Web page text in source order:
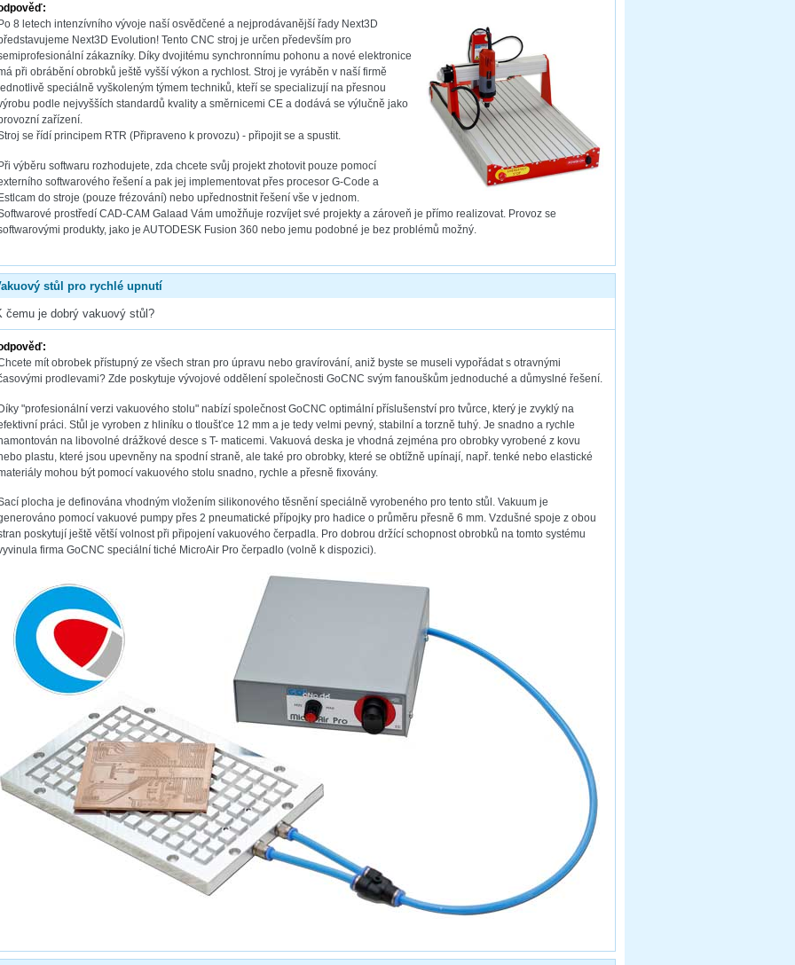
8 letech intenzívního vývoje naší osvědčené a nejprodávanější řady Next3D
Next3D Evolution! Tento CNC stroj je určen především pro
zákazníky. Díky dvojitému synchronnímu pohonu a nové elektronice
při obrábění obrobků ještě vyšší výkon a rychlost. Stroj je vyráběn v naší firmě
speciálně vyškoleným týmem techniků, kteří se specializují na přesnou
podle nejvyšších standardů kvality a směrnicemi CE a dodává se výlučně jako
zařízení.
se řídí principem RTR (Připraveno k provozu) - připojit se a spustit.
výběru softwaru rozhodujete, zda chcete svůj projekt zhotovit pouze pomocí
softwarového řešení a pak jej implementovat přes procesor G-Code a
do stroje (pouze frézování) nebo upřednostnit řešení vše v jednom.
prostředí CAD-CAM Galaad Vám umožňuje rozvíjet své projekty a zároveň je přímo realizovat. Provoz se
produkty, jako je AUTODESK Fusion 360 nebo jemu podobné je bez problémů možný.
stůl pro rychlé upnutí
čemu je dobrý vakuový stůl?
mít obrobek přístupný ze všech stran pro úpravu nebo gravírování, aniž byste se museli vypořádat s otravnými
prodlevami? Zde poskytuje vývojové oddělení společnosti GoCNC svým fanouškům jednoduché a důmyslné řešení.
"profesionální verzi vakuového stolu" nabízí společnost GoCNC optimální příslušenství pro tvůrce, který je zvyklý na
práci. Stůl je vyroben z hliníku o tloušťce 12 mm a je tedy velmi pevný, stabilní a torzně tuhý. Je snadno a rychle
na libovolné drážkové desce s T- maticemi. Vakuová deska je vhodná zejména pro obrobky vyrobené z kovu
plastu, které jsou upevněny na spodní straně, ale také pro obrobky, které se obtížně upínají, např. tenké nebo elastické
mohou být pomocí vakuového stolu snadno, rychle a přesně fixovány.
plocha je definována vhodným vložením silikonového těsnění speciálně vyrobeného pro tento stůl. Vakuum je
pomocí vakuové pumpy přes 2 pneumatické přípojky pro hadice o průměru přesně 6 mm. Vzdušné spoje z obou
poskytují ještě větší volnost při připojení vakuového čerpadla. Pro dobrou držící schopnost obrobků na tomto systému
firma GoCNC speciální tiché MicroAir Pro čerpadlo (volně k dispozici).